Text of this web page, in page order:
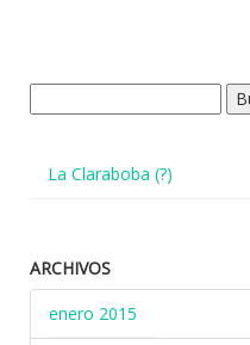
La Claraboba (?)
ARCHIVOS
enero 2015